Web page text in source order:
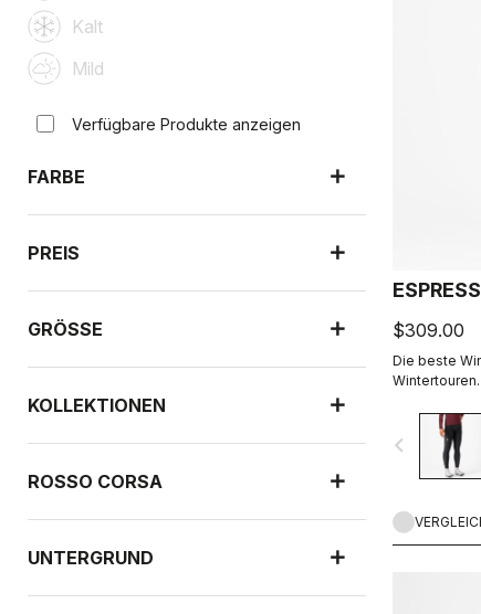
Kalt
Mild
Verfügbare Produkte anzeigen
FARBE
PREIS
GRÖSSE
KOLLEKTIONEN
ROSSO CORSA
UNTERGRUND
$309.00
Die beste
sorgfältig
Reibung und
Sitzpolster
Radtagen
navigate_before